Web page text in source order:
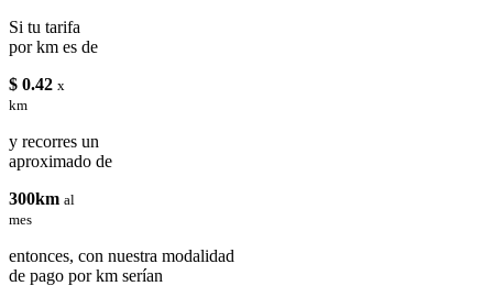
Si tu tarifa
por km es de
$ 0.42 x
km
y recorres un
aproximado de
300km al
mes
entonces, con nuestra modalidad
de pago por km serían